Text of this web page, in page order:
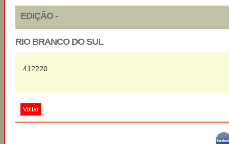
EDIÇÃO -
RIO BRANCO DO SUL
412220
Voltar